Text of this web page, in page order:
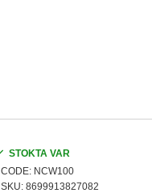
STOKTA VAR
CODE: NCW100
SKU: 8699913827082